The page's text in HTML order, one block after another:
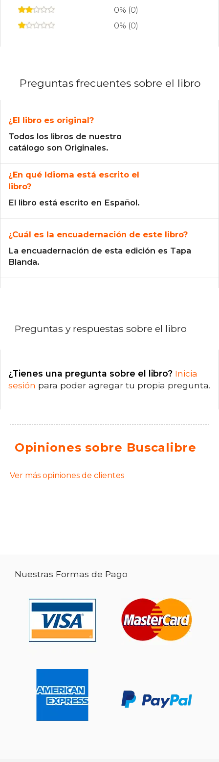
0% (0)
0% (0)
Preguntas frecuentes sobre el libro
¿El libro es original?
Todos los libros de nuestro
catálogo son Originales.
¿En qué Idioma está escrito el
libro?
El libro está escrito en Español.
¿Cuál es la encuadernación de este libro?
La encuadernación de esta edición es Tapa
Blanda.
Preguntas y respuestas sobre el libro
¿Tienes una pregunta sobre el libro? Inicia
sesión para poder agregar tu propia pregunta.
Opiniones sobre Buscalibre
Ver más opiniones de clientes
Nuestras Formas de Pago